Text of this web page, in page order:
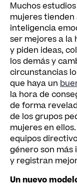
Muchos
mujeres tienden
inteligencia
ser mejores a la
y piden ideas,
los demás y
circunstancias
que haya un
la hora de
de forma
de los grupos
mujeres en
equipos
género son más
y registran
Un nuevo